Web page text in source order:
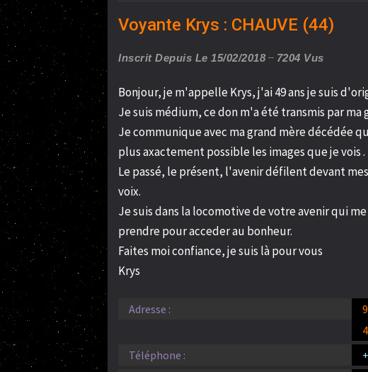
Voyante Krys : CHAUVE (44)
Inscrit Depuis Le 15/02/2018 7204 Vus
Bonjour, je m'appelle Krys, j'ai 49 ans je suis
Je suis médium, ce don m'a été transmis par ma
Je communique avec ma grand mère décédée
plus axactement possible les images que je vois .
Le passé, le présent, l'avenir défilent devant
voix.
Je suis dans la locomotive de votre avenir qui
prendre pour acceder au bonheur.
Faites moi confiance, je suis là pour vous
Krys
Adresse :
Téléphone :